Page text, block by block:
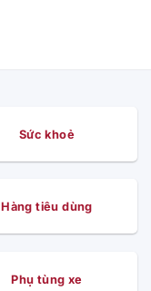
Sức khoẻ
Hàng tiêu dùng
Phụ tùng xe